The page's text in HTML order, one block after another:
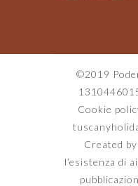
©2019
Cookie
Created
l’esistenza di